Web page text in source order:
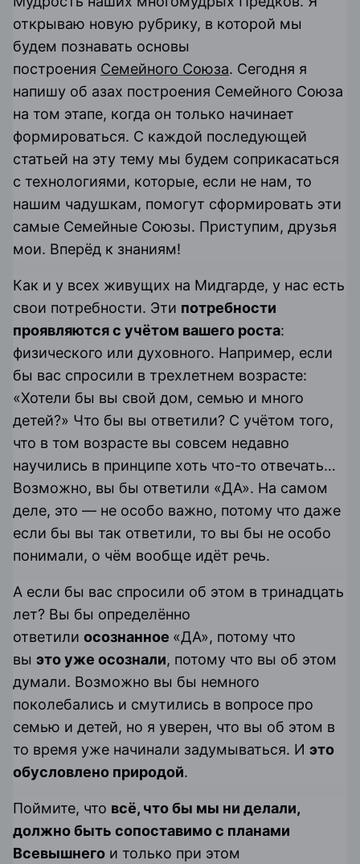
открываю новую рубрику, в которой мы
будем познавать основы
построения Семейного Союза. Сегодня я
напишу об азах построения Семейного Союза
на том этапе, когда он только начинает
формироваться. С каждой последующей
статьей на эту тему мы будем соприкасаться
с технологиями, которые, если не нам, то
нашим чадушкам, помогут сформировать эти
самые Семейные Союзы. Приступим, друзья
мои. Вперёд к знаниям!
Как и у всех живущих на Мидгарде, у нас есть
свои потребности. Эти потребности
проявляются с учётом вашего роста:
физического или духовного. Например, если
бы вас спросили в трехлетнем возрасте:
«Хотели бы вы свой дом, семью и много
детей?» Что бы вы ответили? С учётом того,
что в том возрасте вы совсем недавно
научились в принципе хоть что-то отвечать…
Возможно, вы бы ответили «ДА». На самом
деле, это — не особо важно, потому что даже
если бы вы так ответили, то вы бы не особо
понимали, о чём вообще идёт речь.
А если бы вас спросили об этом в тринадцать
лет? Вы бы определённо
ответили осознанное «ДА», потому что
вы это уже осознали, потому что вы об этом
думали. Возможно вы бы немного
поколебались и смутились в вопросе про
семью и детей, но я уверен, что вы об этом в
то время уже начинали задумываться. И это
обусловлено природой.
Поймите, что всё, что бы мы ни делали,
должно быть сопоставимо с планами
Всевышнего и только при этом